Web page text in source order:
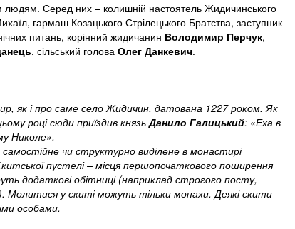
людям. Серед них – колишній настоятель Жидичинського
гармаш Козацького Стрілецького Братства, заступник
питань, корінний жидичанин Володимир Перчук,
, сільський голова Олег Данкевич.
як і про саме село Жидичин, датована 1227 роком. Як
році сюди приїздив князьДанило Галицький: «Еха в
Николе».
чи структурно виділене в монастирі
пустелі – місця першопочаткового поширення
додаткові обітниці (наприклад строгого посту,
у скиті можуть тільки монахи. Деякі скити
особами.